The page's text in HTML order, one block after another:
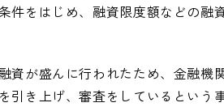
件をはじめ、融資限度額などの融
資が盛んに行われたため、金融機
引き上げ、審査をしているという